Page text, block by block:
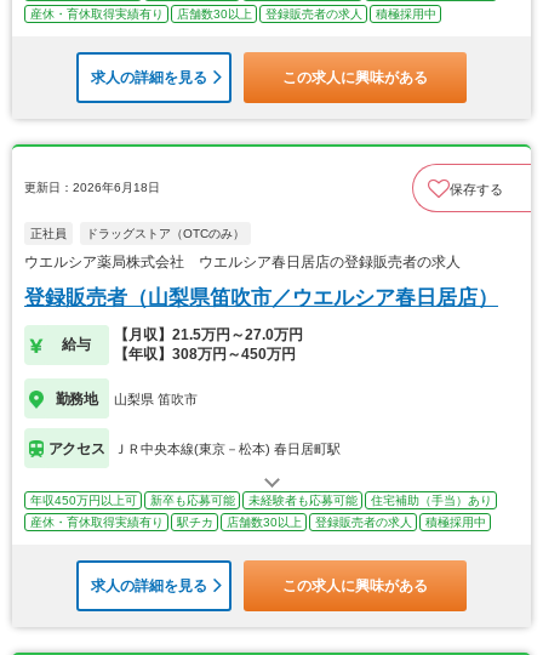
産休・育休取得実績有り
店舗数30以上 登録販売者の求人 積極採用中
求人の詳細を見る この求人に興味がある
更新日：2026年6月18日 保存する
正社員 ドラッグストア（OTCのみ）
ウエルシア薬局株式会社 ウエルシア春日居店の登録販売者の求人
登録販売者（山梨県笛吹市／ウエルシア春日居店）
給与
【月収】21.5万円～27.0万円
【年収】308万円～450万円
勤務地 山梨県 笛吹市
アクセス ＪＲ中央本線(東京－松本) 春日居町駅
年収450万円以上可 新卒も応募可能 未経験者も応募可能
住宅補助（手当）あり
産休・育休取得実績有り
駅チカ 店舗数30以上 登録販売者の求人 積極採用中
求人の詳細を見る この求人に興味がある